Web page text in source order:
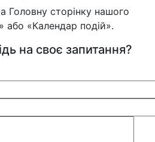
Головну сторінку нашого
або «Календар подій».
на своє запитання?